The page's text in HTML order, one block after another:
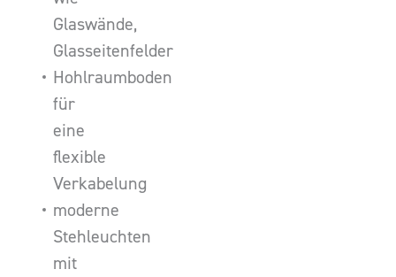
Glaswände,
Glasseitenfelder
Hohlraumboden
für
eine
flexible
Verkabelung
moderne
Stehleuchten
mit